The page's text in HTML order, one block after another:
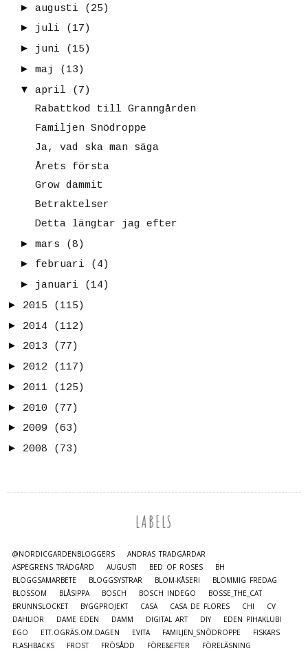
► augusti
(25)
► juli
(17)
► juni
(15)
► maj
(13)
▼
april
(7)
Rabattkod till Granngården
Familjen Snödroppe
Ja, vad ska man säga
Årets första
Grow dammit
Betraktelser
Detta längtar jag efter
► mars
(8)
► februari
(4)
► januari
(14)
► 2015
(115)
► 2014
(112)
► 2013
(77)
► 2012
(117)
► 2011
(125)
► 2010
(77)
► 2009
(63)
► 2008 (73)
LABELS
@NORDICGARDENBLOGGERS
ANDRAS TRÄDGÅRDAR
ASPEGRENS TRÄDGÅRD
AUGUSTI BED OF ROSES
BH
BLOGGSAMARBETE
BLOGGSYSTRAR BLOM-KÅSERI
BLOMMIG FREDAG
BLOSSOM
BLÅSIPPA BOSCH BOSCH INDEGO
BOSSE_THE_CAT
BRUNNSLOCKET
BYGGPROJEKT CASA CASA DE FLORES CHI
CV
DAHLIOR
DAME EDEN DAMM DIGITAL ART DIY
EDEN PIHAKLUBI
EGO
ETT.OGRÄS.OM.DAGEN EVITA FAMILJEN_SNÖDROPPE
FISKARS
FLASHBACKS
FROST FRÖSÅDD FÖRE&EFTER
FÖRELÄSNING